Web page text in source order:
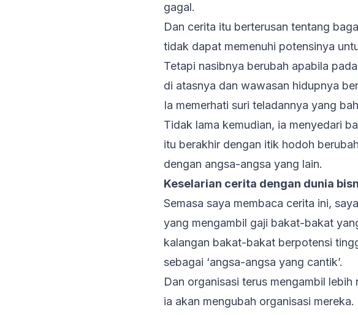
gagal.
Dan cerita itu berterusan tentang
tidak dapat memenuhi potensinya
Tetapi nasibnya berubah apabila
di atasnya dan wawasan hidupnya
Ia memerhati suri teladannya yang
Tidak lama kemudian, ia menyedari
itu berakhir dengan itik hodoh
dengan angsa-angsa yang lain.
Keselarian cerita dengan dunia
Semasa saya membaca cerita ini,
yang mengambil gaji bakat-bakat
kalangan bakat-bakat berpotensi
sebagai ‘angsa-angsa yang cantik’.
Dan organisasi terus mengambil
ia akan mengubah organisasi